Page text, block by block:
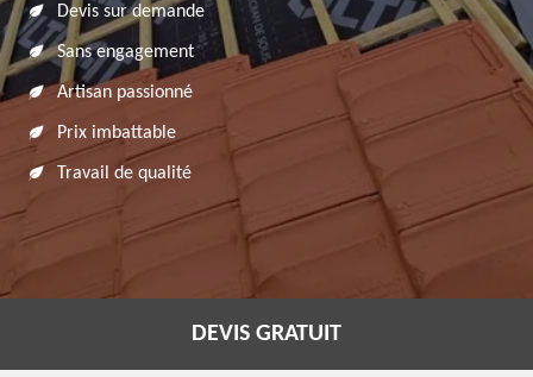
Devis sur demande
Sans engagement
Artisan passionné
Prix imbattable
Travail de qualité
DEVIS GRATUIT